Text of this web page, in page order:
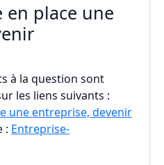
en place une
à la question sont
les liens suivants :
une entreprise, devenir
: Entreprise-